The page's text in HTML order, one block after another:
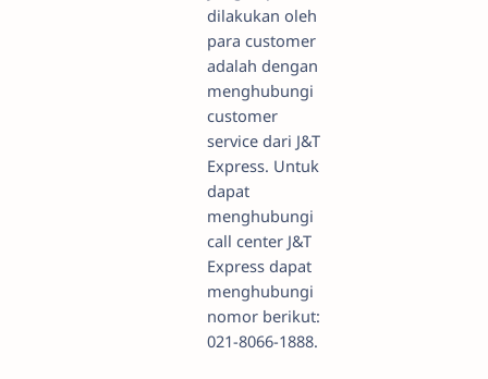
dilakukan oleh
para customer
adalah dengan
menghubungi
customer
service dari J&T
Express. Untuk
dapat
menghubungi
call center J&T
Express dapat
menghubungi
nomor berikut:
021-8066-1888.